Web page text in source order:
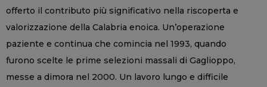
offerto il contributo più significativo nella riscoperta e
valorizzazione della Calabria enoica. Un’operazione
paziente e continua che comincia nel 1993, quando
furono scelte le prime selezioni massali di Gaglioppo,
messe a dimora nel 2000. Un lavoro lungo e difficile